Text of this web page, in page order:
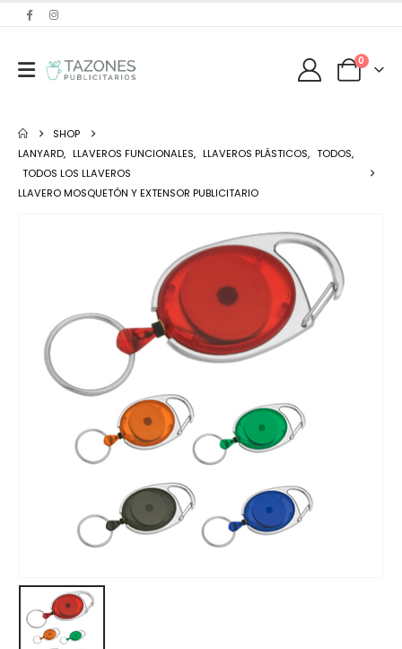
0
SHOP
LANYARD, LLAVEROS FUNCIONALES, LLAVEROS PLÁSTICOS, TODOS,
TODOS LOS LLAVEROS
LLAVERO MOSQUETÓN Y EXTENSOR PUBLICITARIO